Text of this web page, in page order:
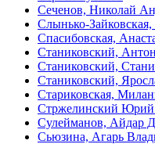
Сеченов, Николай
Слынько-
Спасибовская,
Станиковский,
Станиковский,
Станиковский,
Стариковская,
Стржелинский Юрий
Сулейманов, Айдар
Сьюзина, Агарь